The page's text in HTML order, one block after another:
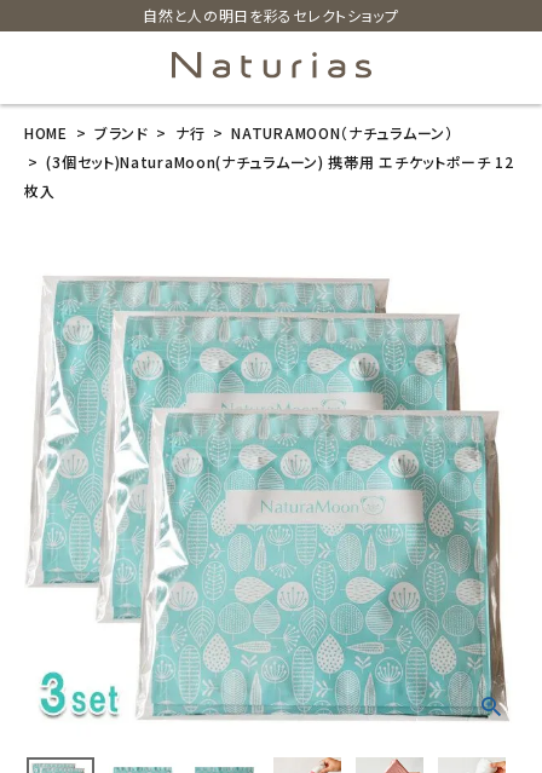
自然と人の明日を彩るセレクトショップ
search
(3個セット)Nat
uraMoon(ナチ
ュラムーン) 携
帯用 エチケッ
トポーチ 12枚
2,739 (税込)
新商品
カテゴリーから探す
HOME ブランド ナ行
NATURAMOON（ナチュラムーン）
(3個セット)NaturaMoon(ナチュラムーン) 携帯用 エチケットポーチ 12
枚入